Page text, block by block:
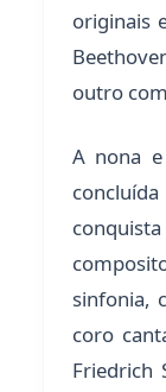
originais
outro
A nona
sinfonia,
coro
Friedrich